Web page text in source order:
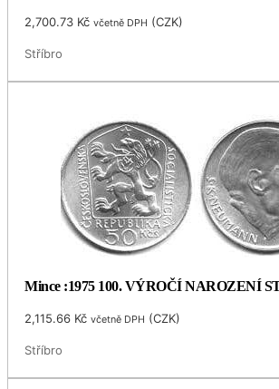
2,700.73 Kč včetně DPH (CZK)
Stříbro
Mince :1975 100. VÝROČÍ NAROZENÍ
2,115.66 Kč včetně DPH (CZK)
Stříbro